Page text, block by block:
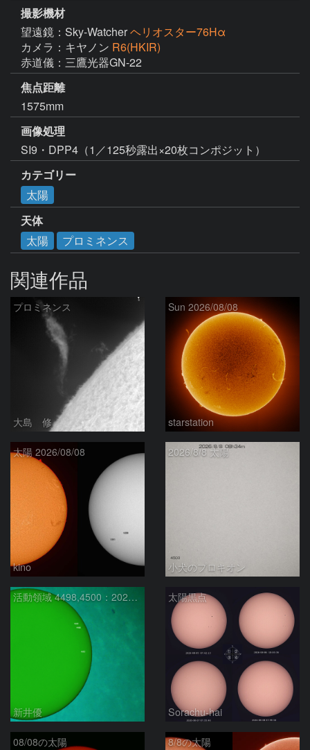
撮影機材
望遠鏡：Sky-Watcherヘリオスター76Hα
カメラ：キヤノン R6(HKIR)
赤道儀：三鷹光器GN-22
焦点距離
1575mm
画像処理
SI9・DPP4（1／125秒露出×20枚コンポジット）
カテゴリー
太陽
天体
太陽
プロミネンス
関連作品
プロミネンス
大島 修
Sun 2026/08/08
starstation
太陽 2026/08/08
kino
2026/8/8 太陽
小犬のプロキオン
活動領域 4498,4500：2026/08/08
新井優
太陽黒点
Sorachu-hai
08/08の太陽 8/8の太陽